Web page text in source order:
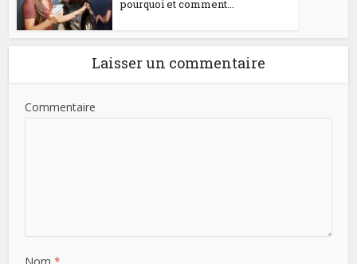
pourquoi et comment...
Laisser un commentaire
Commentaire
Nom*